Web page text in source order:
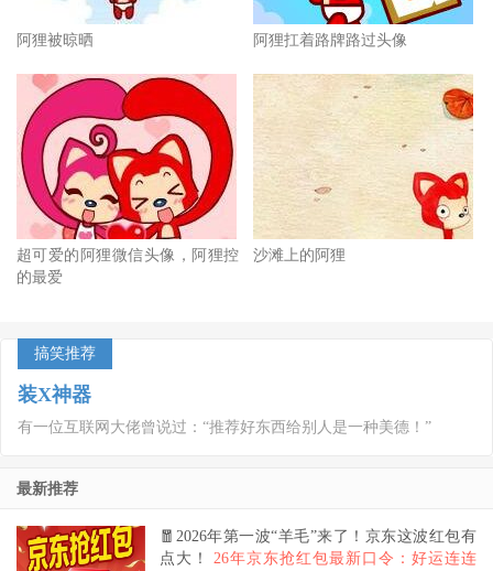
阿狸被晾晒 阿狸扛着路牌路过头像
超可爱的阿狸微信头像，阿狸控
的最爱
沙滩上的阿狸
搞笑推荐
装X神器
有一位互联网大佬曾说过：“推荐好东西给别人是一种美德！”
最新推荐
🧧2026年第一波“羊毛”来了！京东这波红包有
点大！ 26年京东抢红包最新口令：好运连连